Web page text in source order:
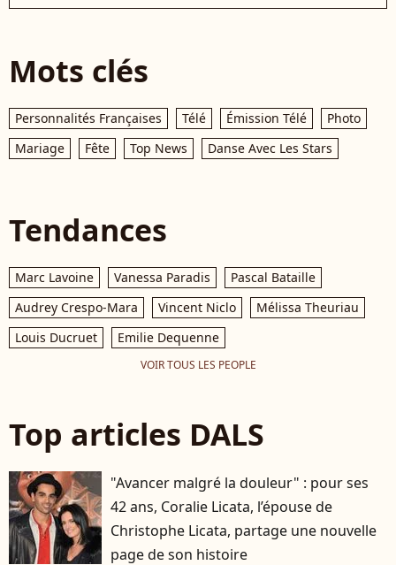
Mots clés
Personnalités Françaises Télé Émission Télé
Photo
Mariage
Fête Top News Danse Avec Les Stars
Tendances
Marc Lavoine Vanessa Paradis
Pascal Bataille
Audrey Crespo-Mara
Vincent Niclo
Mélissa Theuriau
Louis Ducruet
Emilie Dequenne
VOIR TOUS LES PEOPLE
Top articles DALS
"Avancer malgré la douleur" : pour ses
42 ans, Coralie Licata, l’épouse de
Christophe Licata, partage une nouvelle
page de son histoire